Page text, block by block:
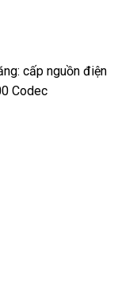
cấp nguồn điện
Codec